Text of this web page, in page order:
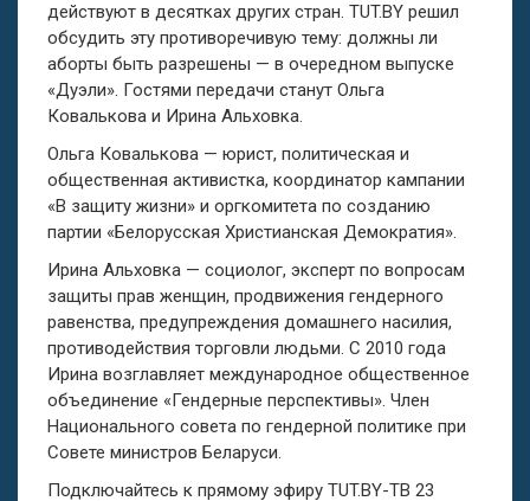
действуют в десятках других стран. TUT.BY решил
обсудить эту противоречивую тему: должны ли
аборты быть разрешены — в очередном выпуске
«Дуэли». Гостями передачи станут Ольга
Ковалькова и Ирина Альховка.
Ольга Ковалькова — юрист, политическая и
общественная активистка, координатор кампании
«В защиту жизни» и оргкомитета по созданию
партии «Белорусская Христианская Демократия».
Ирина Альховка — социолог, эксперт по вопросам
защиты прав женщин, продвижения гендерного
равенства, предупреждения домашнего насилия,
противодействия торговли людьми. С 2010 года
Ирина возглавляет международное общественное
объединение «Гендерные перспективы». Член
Национального совета по гендерной политике при
Совете министров Беларуси.
Подключайтесь к прямому эфиру TUT.BY-ТВ 23